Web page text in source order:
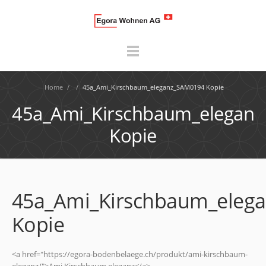
Home / / 45a_Ami_Kirschbaum_eleganz_SAM0194 Kopie
Kopie
Kopie
<a href="https://egora-bodenbelaege.ch/produkt/ami-kirschbaum-